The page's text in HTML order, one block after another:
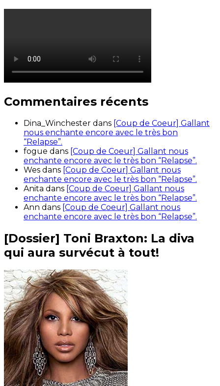
Commentaires récents
Dina_Winchester dans [Coup de Coeur] Gallant
nous enchante encore avec le très bon
“Relapse”.
fogue dans [Coup de Coeur] Gallant nous
enchante encore avec le très bon “Relapse”.
Wes dans [Coup de Coeur] Gallant nous
enchante encore avec le très bon “Relapse”.
Anita dans [Coup de Coeur] Gallant nous
enchante encore avec le très bon “Relapse”.
Ann dans [Coup de Coeur] Gallant nous
enchante encore avec le très bon “Relapse”.
[Dossier] Toni Braxton: La diva
qui aura survécut à tout!